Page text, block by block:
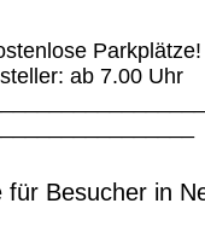
Parkplätze!
ab 7.00 Uhr
für Besucher in